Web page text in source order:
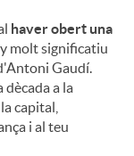
haver obert una
molt significatiu
Gaudí.
dècada a la
capital,
i al teu